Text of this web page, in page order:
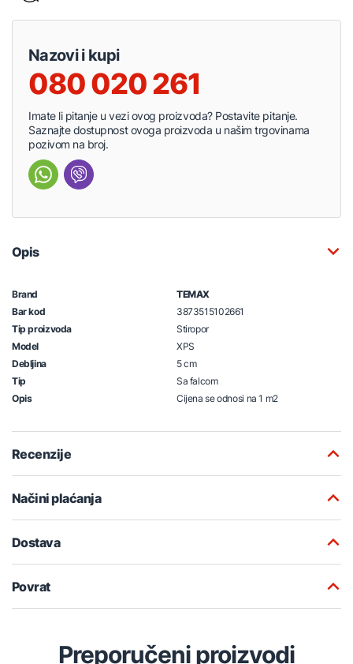
Nazovi i kupi
080 020 261
Imate li pitanje u vezi ovog proizvoda? Postavite pitanje.
Saznajte dostupnost ovoga proizvoda u našim trgovinama
pozivom na broj.
Opis
Brand
TEMAX
Bar kod
3873515102661
Tip proizvoda
Stiropor
Model
XPS
Debljina
5 cm
Tip
Sa falcom
Opis
Cijena se odnosi na 1 m2
Recenzije
Načini plaćanja
Dostava
Povrat
Preporučeni proizvodi